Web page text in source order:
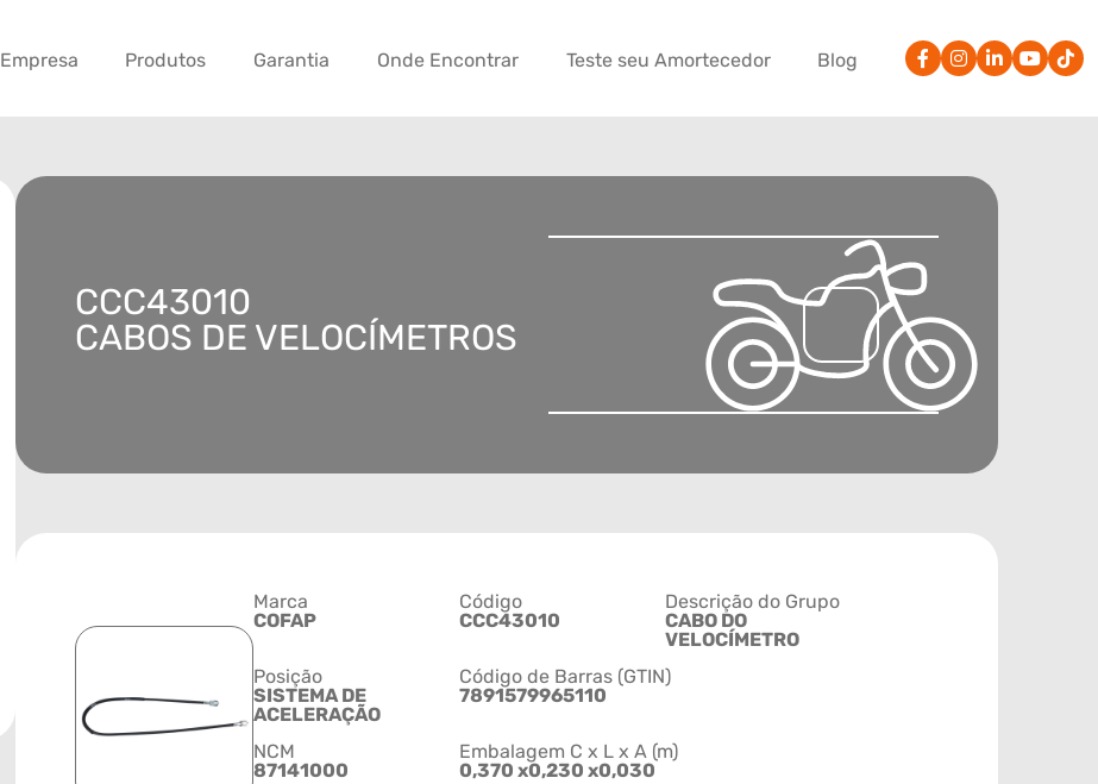
Empresa Produtos Garantia Onde Encontrar Teste seu Amortecedor Blog
CCC43010
CABOS DE VELOCÍMETROS
Marca
COFAP
Código
CCC43010
Descrição do Grupo
CABO DO
VELOCÍMETRO
Posição
SISTEMA DE
ACELERAÇÃO
Código de Barras (GTIN)
7891579965110
NCM
87141000
Embalagem C x L x A (m)
0,370 x0,230 x0,030